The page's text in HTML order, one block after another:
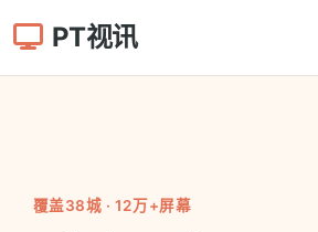
PT视讯
覆盖38城 · 12万+屏幕